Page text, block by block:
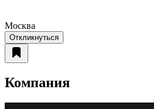
Москва
Откликнуться
Компания